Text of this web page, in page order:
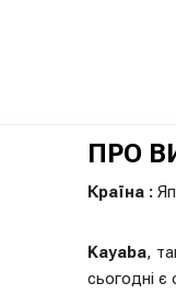
ПРО
Країна :
Kayaba,
сьогодні є